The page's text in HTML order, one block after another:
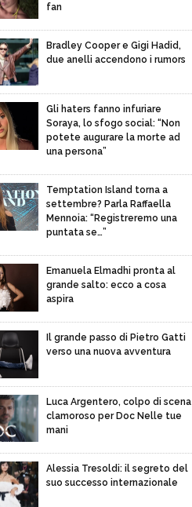
fan
Bradley Cooper e Gigi Hadid,
due anelli accendono i rumors
Gli haters fanno infuriare
Soraya, lo sfogo social: “Non
potete augurare la morte ad
una persona”
Temptation Island torna a
settembre? Parla Raffaella
Mennoia: “Registreremo una
puntata se…”
Emanuela Elmadhi pronta al
grande salto: ecco a cosa
aspira
Il grande passo di Pietro Gatti
verso una nuova avventura
Luca Argentero, colpo di scena
clamoroso per Doc Nelle tue
mani
Alessia Tresoldi: il segreto del
suo successo internazionale